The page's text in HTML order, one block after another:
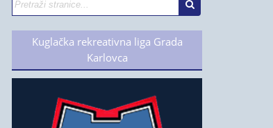
Kuglačka rekreativna liga Grada
Karlovca